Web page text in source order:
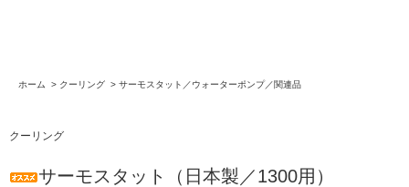
ホーム > クーリング > サーモスタット／ウォーターポンプ／関連品
クーリング
サーモスタット（日本製／1300用）